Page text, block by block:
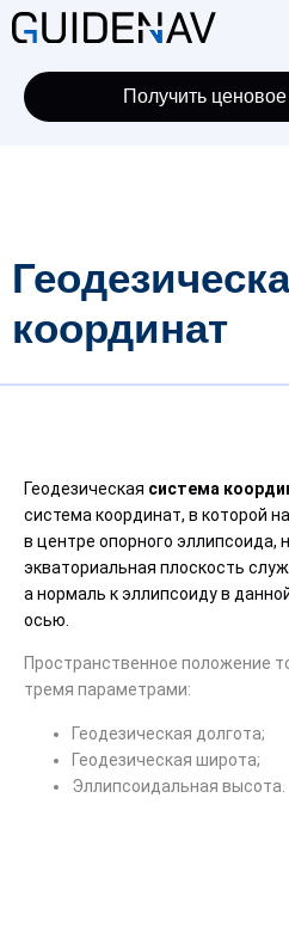
Получить
координат
Геодезическая система
система координат, в которой
в центре опорного эллипсоида,
экваториальная плоскость
а нормаль к эллипсоиду в
осью.
Пространственное положение
тремя параметрами:
Геодезическая долгота;
Геодезическая широта;
Эллипсоидальная высота.